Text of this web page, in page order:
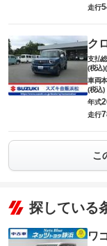
走行
ク
支払
(税込
車両
(税込)
年式
走行
こ
探している
ワ